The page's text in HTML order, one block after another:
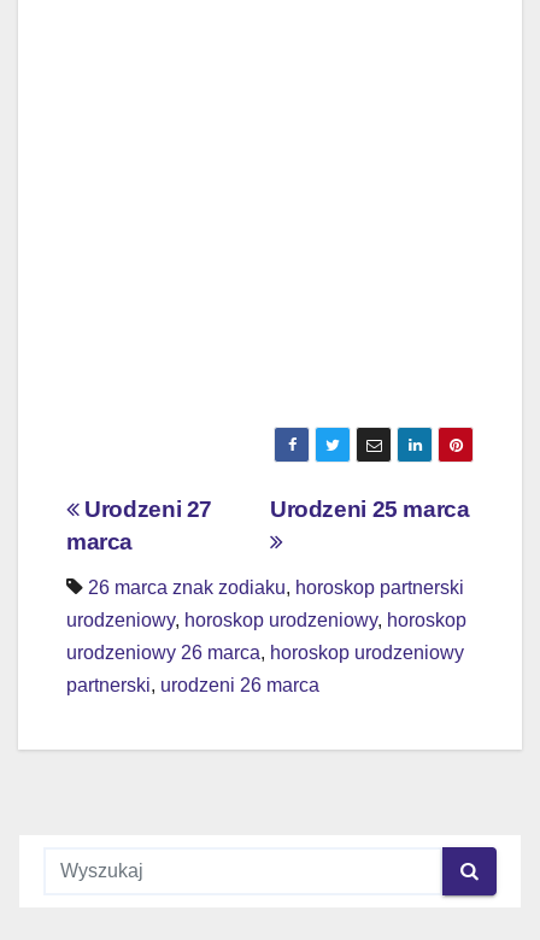
Nawigacja
wpisu
Urodzeni 25 marca
Urodzeni 27
marca
26 marca znak zodiaku, horoskop partnerski
urodzeniowy, horoskop urodzeniowy, horoskop
urodzeniowy 26 marca, horoskop urodzeniowy
partnerski, urodzeni 26 marca